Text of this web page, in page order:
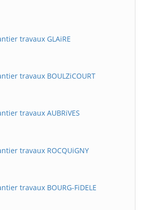
travaux GLAiRE
travaux BOULZiCOURT
travaux AUBRiVES
travaux ROCQUiGNY
travaux BOURG-FiDELE